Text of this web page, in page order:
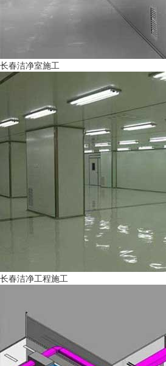
长春洁净室施工
长春洁净工程施工